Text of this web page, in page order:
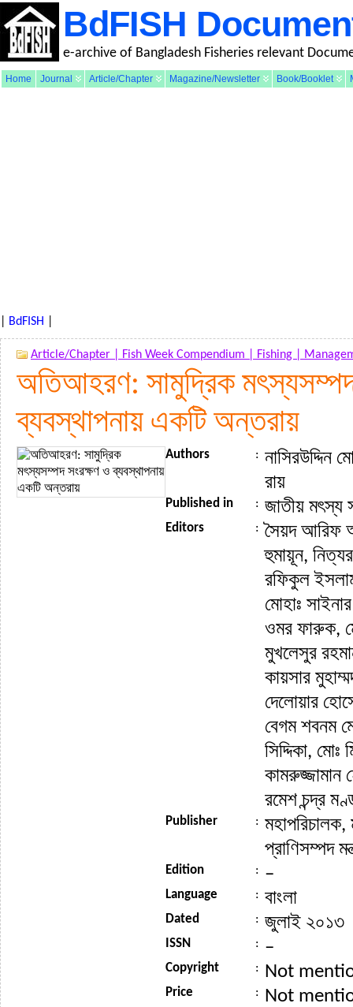
BdFISH
e-archive of Bangladesh Fisheries relevant
Home Journal Article/Chapter Magazine/Newsletter Book/Booklet
BdFISH
Article/Chapter | Fish Week Compendium | Fishing |
অতিআহরণ: সামুদ্রিক
ব্যবস্থাপনায় একটি অন্তরায়
Authors : নাসিরউদ্দিন
রায়
Published in : জাতীয়
Editors : সৈয়দ আরিফ
হুমায়ূন,
রফিকুল
মোহাঃ
ওমর ফারুক,
মুখলেসুর
কায়সার
দেলোয়ার
বেগম শবনম
সিদ্দিকা, মোঃ
কামরুজ্জামান
রমেশ চন্দ্র
Publisher :
প্রাণিসম্পদ
Edition : –
Language : বাংলা
Dated : জুলাই ২০১৩
ISSN : –
Copyright : Not
Price : Not